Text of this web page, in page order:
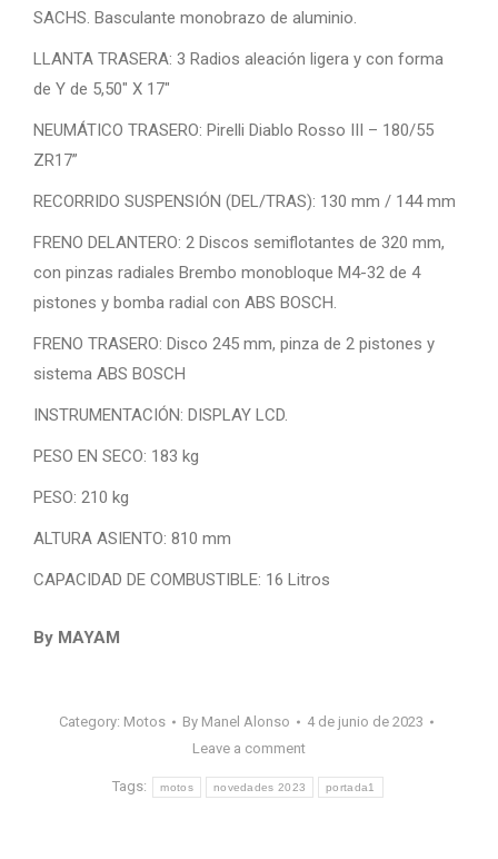
SACHS. Basculante monobrazo de aluminio.
LLANTA TRASERA: 3 Radios aleación ligera y con forma
de Y de 5,50″ X 17″
NEUMÁTICO TRASERO: Pirelli Diablo Rosso III – 180/55
ZR17”
RECORRIDO SUSPENSIÓN (DEL/TRAS): 130 mm / 144 mm
FRENO DELANTERO: 2 Discos semiflotantes de 320 mm,
con pinzas radiales Brembo monobloque M4-32 de 4
pistones y bomba radial con ABS BOSCH.
FRENO TRASERO: Disco 245 mm, pinza de 2 pistones y
sistema ABS BOSCH
INSTRUMENTACIÓN: DISPLAY LCD.
PESO EN SECO: 183 kg
PESO: 210 kg
ALTURA ASIENTO: 810 mm
CAPACIDAD DE COMBUSTIBLE: 16 Litros
By MAYAM
Category: Motos By Manel Alonso
4 de junio de 2023
Leave a comment
Tags: motos novedades 2023 portada1